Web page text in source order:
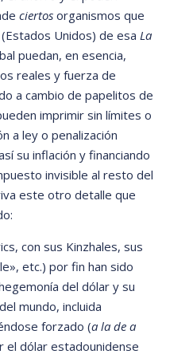
ciertosorganismos que
Unidos) de esa La
puedan, en esencia,
reales y fuerza de
a cambio de papelitos de
imprimir sin límites o
a ley o penalización
su inflación y financiando
invisible al resto del
este otro detalle que
con sus Kinzhales, sus
», etc.) por fin han sido
a del dólar y su
mundo, incluida
ndose forzado (a la de a
el dólar estadounidense